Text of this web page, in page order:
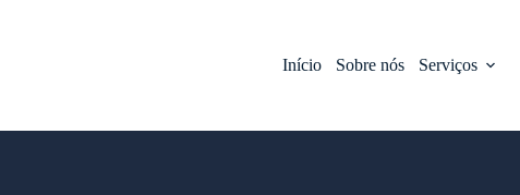
Início Sobre nós Serviços